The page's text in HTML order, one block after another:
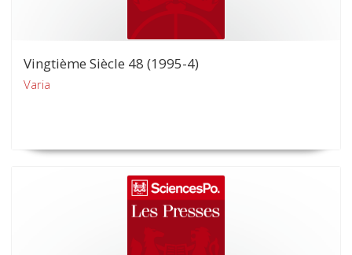
Vingtième Siècle 48 (1995-4)
Varia